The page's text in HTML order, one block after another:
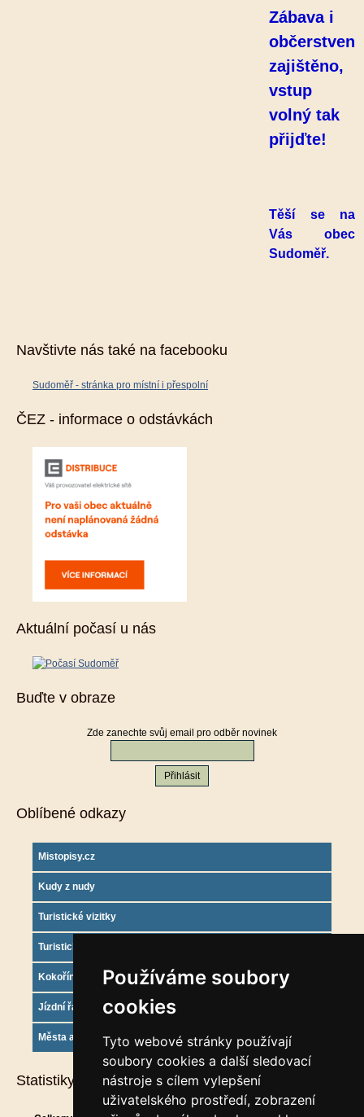
Používáme soubory
cookies
Tyto webové stránky používají
soubory cookies a další sledovací
nástroje s cílem vylepšení
uživatelského prostředí, zobrazení
Zábava i
občerstvení
zajištěno,
vstup
volný tak
přijďte!
Těší se na
Vás obec
Sudoměř.
Navštivte nás také na facebooku
Sudoměř - stránka pro místní i přespolní
ČEZ - informace o odstávkách
Aktuální počasí u nás
Buďte v obraze
Zde zanechte svůj email pro odběr novinek
Oblíbené odkazy
Mistopisy.cz
Kudy z nudy
Turistické vizitky
Turistický deník
Kokořínsko info
Jízdní řády
Města a obce
Statistiky